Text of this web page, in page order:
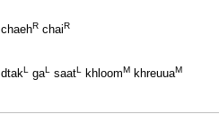
chaehR chaiR
dtakL gaL saatL khloomM khreuuaM